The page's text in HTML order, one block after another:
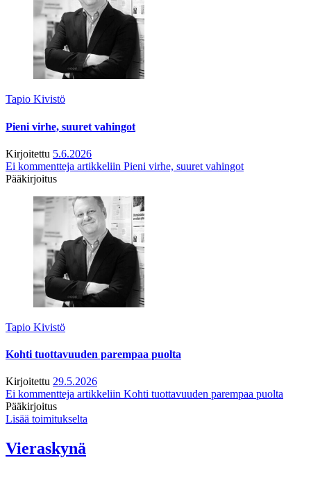
Tapio Kivistö
Pieni virhe, suuret vahingot
Kirjoitettu 5.6.2026
Ei kommentteja artikkeliin Pieni virhe, suuret vahingot
Pääkirjoitus
Tapio Kivistö
Kohti tuottavuuden parempaa puolta
Kirjoitettu 29.5.2026
Ei kommentteja artikkeliin Kohti tuottavuuden parempaa puolta
Pääkirjoitus
Lisää toimitukselta
Vieraskynä